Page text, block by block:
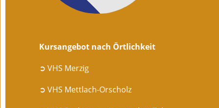
Kursangebot nach Örtlichkeit
➲ VHS Merzig
➲ VHS Mettlach-Orscholz